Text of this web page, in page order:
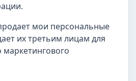
мои персональные
их третьим лицам для
маркетингового